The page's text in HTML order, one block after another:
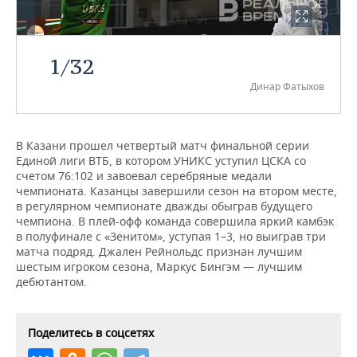
НЕФТЕХИМИЯ
ЭНЕРГЕТИКА
РОЗНИЧНАЯ ТОРГОВЛЯ
ТРАНСПОРТ
НОВОСТИ ТЕХНОЛОГИЙ
ТЕЛЕКОММУНИКАЦИИ
МЕРОПРИЯТИЯ
НОВОСТИ МЕРОПРИЯТИЙ
БИЗНЕС-БРАНЧИ
ONLINE-КОНФЕРЕНЦИИ
ОТКРЫТАЯ ЛЕКЦИЯ
СПОРТ
ФУТБОЛ
ХОККЕЙ
БАСКЕТБОЛ
ВОЛЕЙБОЛ
КИБЕРСПОРТ
НОВОСТИ ОБЩЕСТВА
ВЛАСТЬ
ИНФРАСТРУКТУРА
ИСТОРИЯ
КУЛЬТУРА
ФОТОГАЛЕРЕЯ
СЮЖЕТЫ
СПРАВОЧНИК
СПИСОК ПЕРСОН
СПИСОК КОМПАНИЙ
ПОЛНАЯ ВЕРСИЯ
1/32
Динар Фатыхов
В Казани прошел четвертый матч финальной серии
Единой лиги ВТБ, в котором УНИКС уступил ЦСКА со
счетом 76:102 и завоевал серебряные медали
чемпионата. Казанцы завершили сезон на втором месте,
в регулярном чемпионате дважды обыграв будущего
чемпиона. В плей-офф команда совершила яркий камбэк
в полуфинале с «Зенитом», уступая 1–3, но выиграв три
матча подряд. Джален Рейнольдс признан лучшим
шестым игроком сезона, Маркус Бингэм — лучшим
дебютантом.
Поделитесь в соцсетях